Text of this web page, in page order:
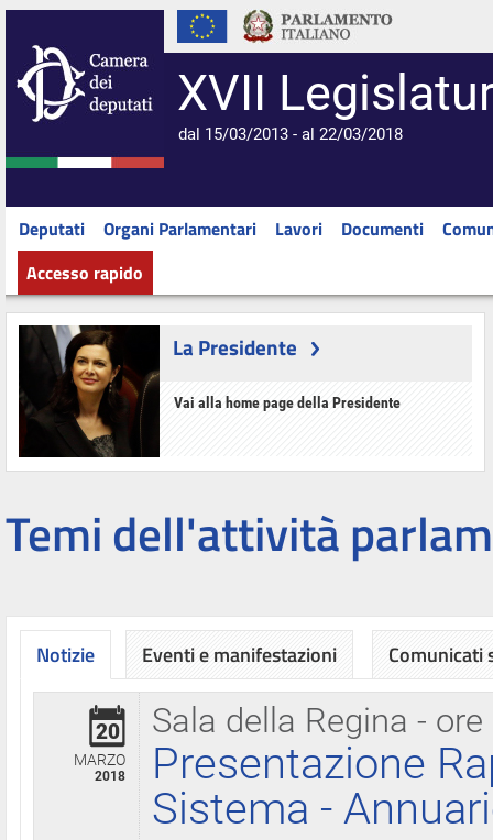
XVII
dal 15/03/2013 - al 22/03/2018
Deputati Organi Parlamentari Lavori Documenti
Accesso rapido
La Presidente
Vai alla home page della Presidente
Temi dell'attività
Notizie
Sala della Regina - ore
20
MARZO
2018
Presentazione
Sistema -
Eventi e manifestazioni Comunicati